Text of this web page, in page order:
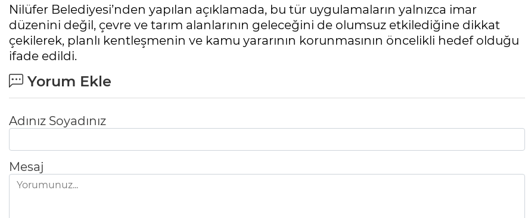
Nilüfer Belediyesi’nden yapılan açıklamada, bu tür uygulamaların yalnızca imar
düzenini değil, çevre ve tarım alanlarının geleceğini de olumsuz etkilediğine dikkat
çekilerek, planlı kentleşmenin ve kamu yararının korunmasının öncelikli hedef olduğu
ifade edildi.
Yorum Ekle
Adınız Soyadınız
Mesaj